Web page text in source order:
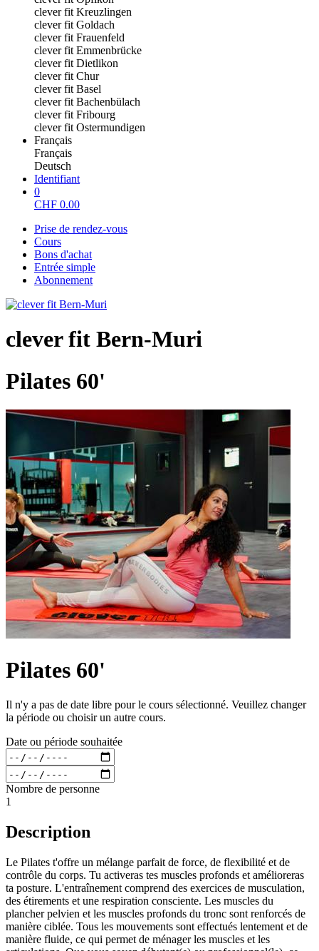
clever fit Kreuzlingen
clever fit Goldach
clever fit Frauenfeld
clever fit Emmenbrücke
clever fit Dietlikon
clever fit Chur
clever fit Basel
clever fit Bachenbülach
clever fit Fribourg
clever fit Ostermundigen
Français
Français
Deutsch
Identifiant
0
CHF 0.00
Prise de rendez-vous
Cours
Bons d'achat
Entrée simple
Abonnement
clever fit Bern-Muri
Pilates 60'
Pilates 60'
Il n'y a pas de date libre pour le cours sélectionné. Veuillez changer
la période ou choisir un autre cours.
Date ou période souhaitée
Nombre de personne
1
Description
Le Pilates t'offre un mélange parfait de force, de flexibilité et de
contrôle du corps. Tu activeras tes muscles profonds et amélioreras
ta posture. L'entraînement comprend des exercices de musculation,
des étirements et une respiration consciente. Les muscles du
plancher pelvien et les muscles profonds du tronc sont renforcés de
manière ciblée. Tous les mouvements sont effectués lentement et de
manière fluide, ce qui permet de ménager les muscles et les